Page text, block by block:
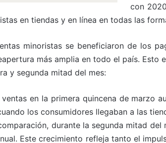
con
en tiendas y en línea en todas las
minoristas se beneficiaron de los
más amplia en todo el país. Esto
y segunda mitad del mes:
ventas en la primera quincena de marzo
los consumidores llegaban a las
durante la segunda mitad
Este crecimiento refleja tanto el